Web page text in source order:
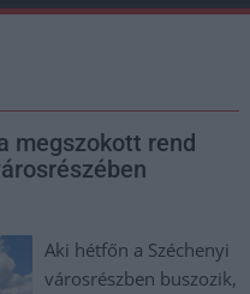
megszokott rend
Aki hétfőn a Széchenyi
városrészben buszozik,